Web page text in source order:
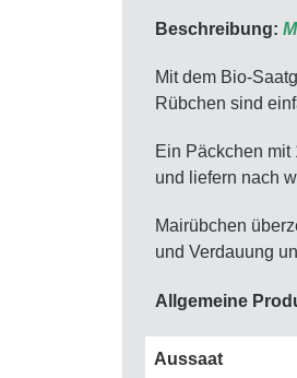
Beschreibung:
Mit dem Bio-
Rübchen sind
Ein Päckchen
und liefern nach
Mairübchen
und Verdauung
Allgemeine
Aussaat